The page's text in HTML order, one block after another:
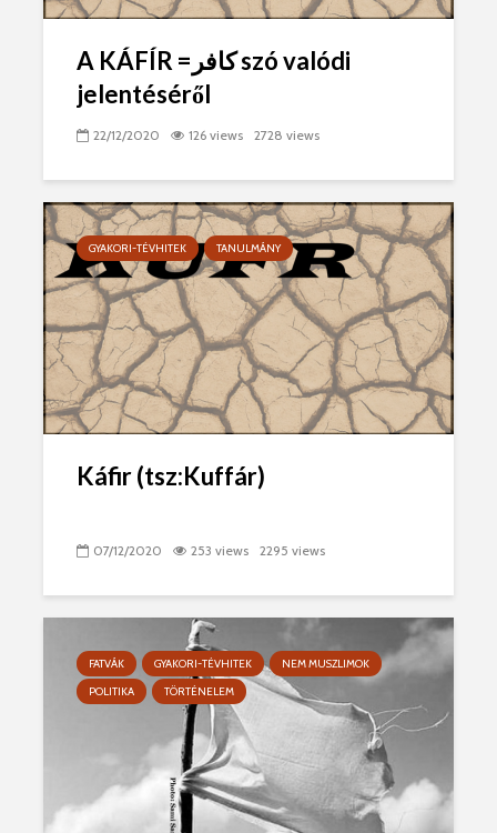
A KÁFÍR =كافر‎ szó valódi
jelentéséről
22/12/2020 126 views 2728 views
GYAKORI-TÉVHITEK TANULMÁNY
Káfir (tsz:Kuffár)
07/12/2020 253 views 2295 views
FATVÁK GYAKORI-TÉVHITEK
NEM MUSZLIMOK
POLITIKA
TÖRTÉNELEM